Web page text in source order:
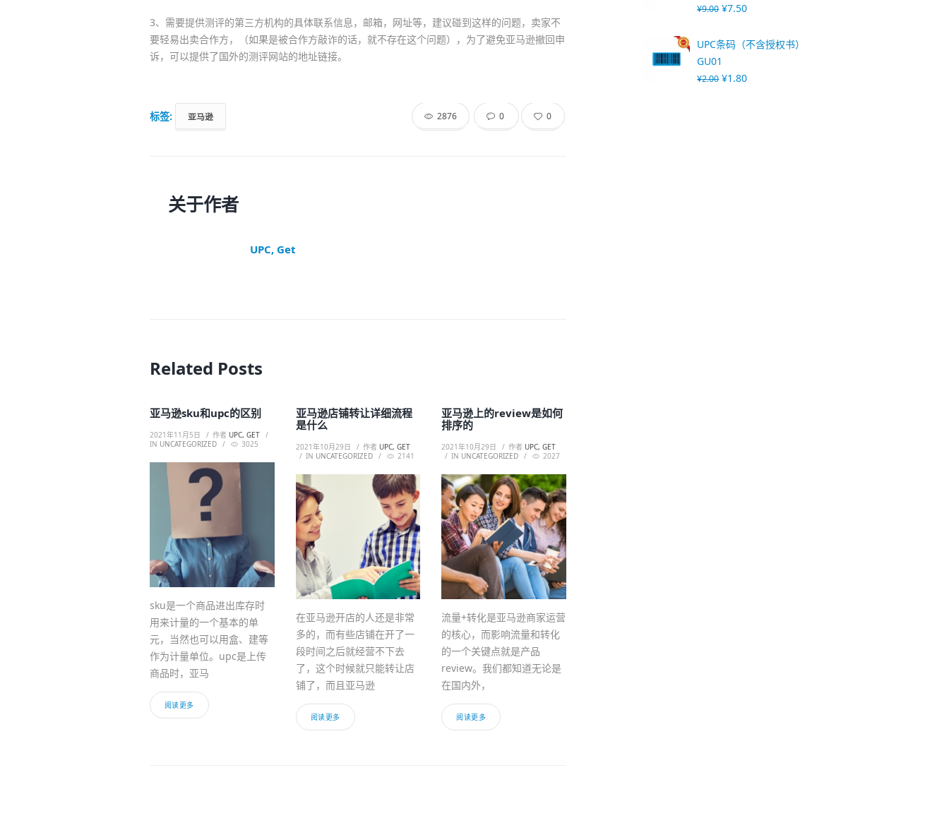
3、需要提供测评的第三方机构的具体联系信息，邮箱，网址等，建议碰到这样的问题，卖家不
要轻易出卖合作方，（如果是被合作方敲诈的话，就不存在这个问题），为了避免亚马逊撤回申
诉，可以提供了国外的测评网站的地址链接。
标签: 亚马逊 2876 0 0
关于作者
UPC, Get
Related Posts
亚马逊sku和upc的区别
2021年11月5日 作者 UPC, GET
IN UNCATEGORIZED 3025
sku是一个商品进出库存时
用来计量的一个基本的单
元，当然也可以用盒、建等
作为计量单位。upc是上传
商品时，亚马
阅读更多
亚马逊店铺转让详细流程
是什么
2021年10月29日 作者 UPC, GET
IN UNCATEGORIZED 2141
在亚马逊开店的人还是非常
多的，而有些店铺在开了一
段时间之后就经营不下去
了，这个时候就只能转让店
铺了，而且亚马逊
阅读更多
亚马逊上的review是如何
排序的
2021年10月29日 作者 UPC, GET
IN UNCATEGORIZED 2027
流量+转化是亚马逊商家运营
的核心，而影响流量和转化
的一个关键点就是产品
review。我们都知道无论是
在国内外，
阅读更多
¥9.00 ¥7.50
UPC条码（不含授权书）
GU01
¥2.00 ¥1.80